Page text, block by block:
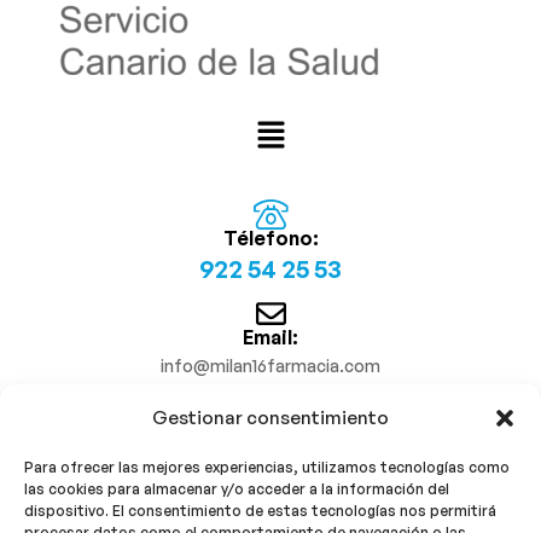
Gestionar consentimiento
Para ofrecer las mejores experiencias, utilizamos tecnologías como
las cookies para almacenar y/o acceder a la información del
dispositivo. El consentimiento de estas tecnologías nos permitirá
Télefono:
922 54 25 53
Email:
info@milan16farmacia.com
¡Síguenos!